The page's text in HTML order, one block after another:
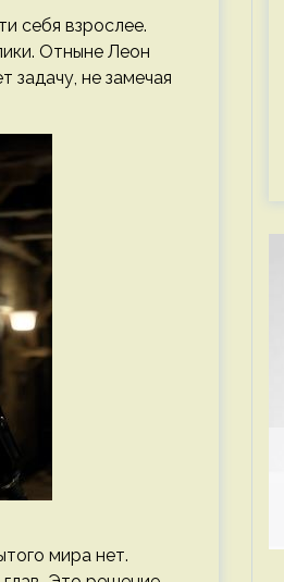
себя взрослее.
Отныне Леон
задачу, не замечая
мира нет.